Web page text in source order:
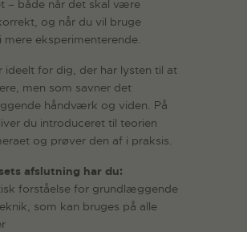
– både når det skal være
og når du vil bruge
eksperimenterende.
ideelt for dig, der har lysten til at
men som savner det
håndværk og viden. På
du introduceret til teorien
og prøver den af i praksis.
afslutning har du:
forståelse for grundlæggende
som kan bruges på alle